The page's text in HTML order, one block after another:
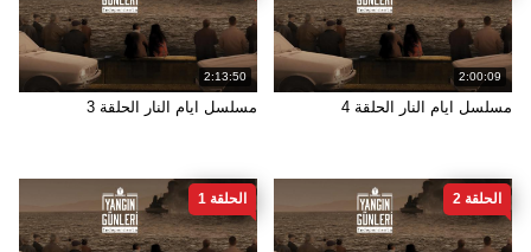
2:00:09
مسلسل ايام النار الحلقة 4
2:13:50
مسلسل ايام النار الحلقة 3
الحلقة 2 الحلقة 1